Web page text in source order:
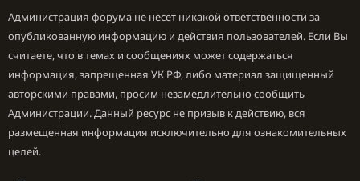
Администрация форума не несет никакой ответственности за
опубликованную информацию и действия пользователей. Если Вы
считаете, что в темах и сообщениях может содержаться
информация, запрещенная УК РФ, либо материал защищенный
авторскими правами, просим незамедлительно сообщить
Администрации. Данный ресурс не призыв к действию, вся
размещенная информация исключительно для ознакомительных
целей.